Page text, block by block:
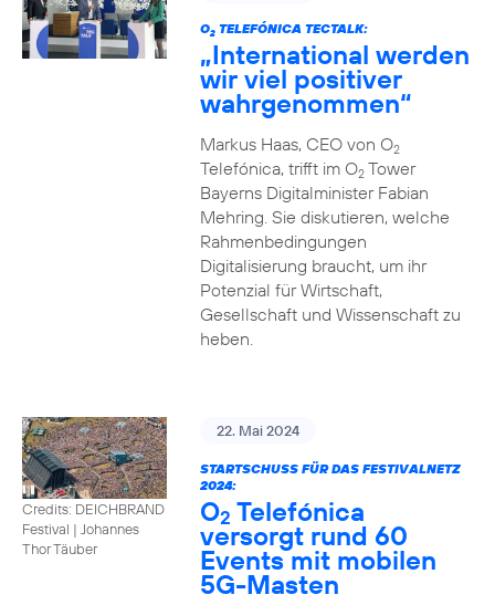
O2TELEFÓNICA TECTALK:
„International werden
wir viel positiver
wahrgenommen“
Markus Haas, CEO von O2
Telefónica, trifft im O2Tower
Bayerns Digitalminister Fabian
Mehring. Sie diskutieren, welche
Rahmenbedingungen
Digitalisierung braucht, um ihr
Potenzial für Wirtschaft,
Gesellschaft und Wissenschaft zu
heben.
Credits: DEICHBRAND
Festival | Johannes
Thor Täuber
22. Mai 2024
STARTSCHUSS FÜR DAS FESTIVALNETZ
2024:
O2 Telefónica
versorgt rund 60
Events mit mobilen
5G-Masten